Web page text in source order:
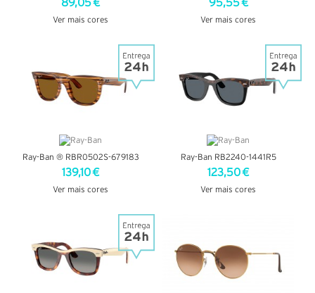
89,05 €
Ver mais cores
95,55 €
Ver mais cores
Ray-Ban ® RBR0502S-679183
139,10 €
Ver mais cores
Ray-Ban RB2240-1441R5
123,50 €
Ver mais cores